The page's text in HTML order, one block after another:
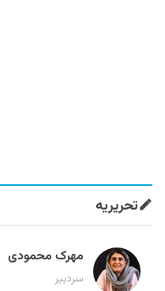
تحریریه
مهرک محمودی
سردبیر